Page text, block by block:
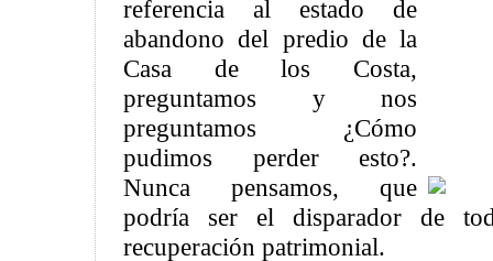
referencia al estado de
abandono del predio de la
Casa de los Costa,
preguntamos y nos
preguntamos ¿Cómo
pudimos perder esto?.
Nunca pensamos, que
podría ser el disparador de
recuperación patrimonial.